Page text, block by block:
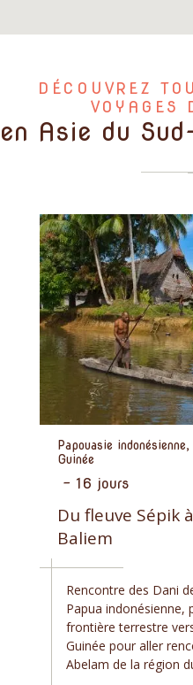
DÉCOUVREZ
VOYAGES
en Asie du
Papouasie
Guinée
- 16 jours
Du fleuve Sépik
Baliem
Rencontre des Dani
Papua indonésienne,
frontière terrestre
Guinée pour aller
Abelam de la région